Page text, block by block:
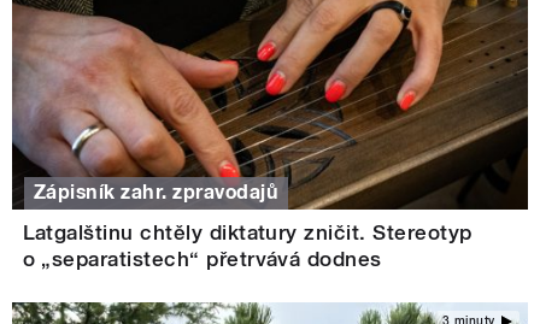
Zápisník zahr. zpravodajů
Latgalštinu chtěly diktatury zničit. Stereotyp
o „separatistech“ přetrvává dodnes
3 minuty